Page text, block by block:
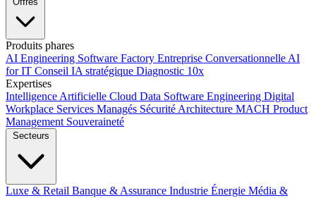
Produits phares
AI Engineering Software Factory Entreprise Conversationnelle AI
for IT Conseil IA stratégique Diagnostic 10x
Expertises
Intelligence Artificielle Cloud Data Software Engineering Digital
Workplace Services Managés Sécurité Architecture MACH Product
Management Souveraineté
Secteurs
Luxe & Retail Banque & Assurance Industrie Énergie Média &